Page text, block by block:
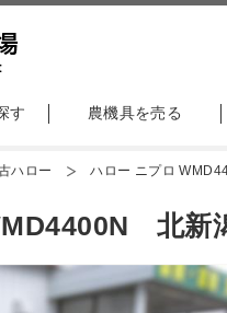
す 農機具を売る
ハロー ハロー ニプロ
北